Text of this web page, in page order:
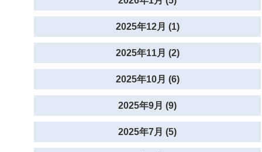
2025年12月 (1)
2025年11月 (2)
2025年10月 (6)
2025年9月 (9)
2025年7月 (5)